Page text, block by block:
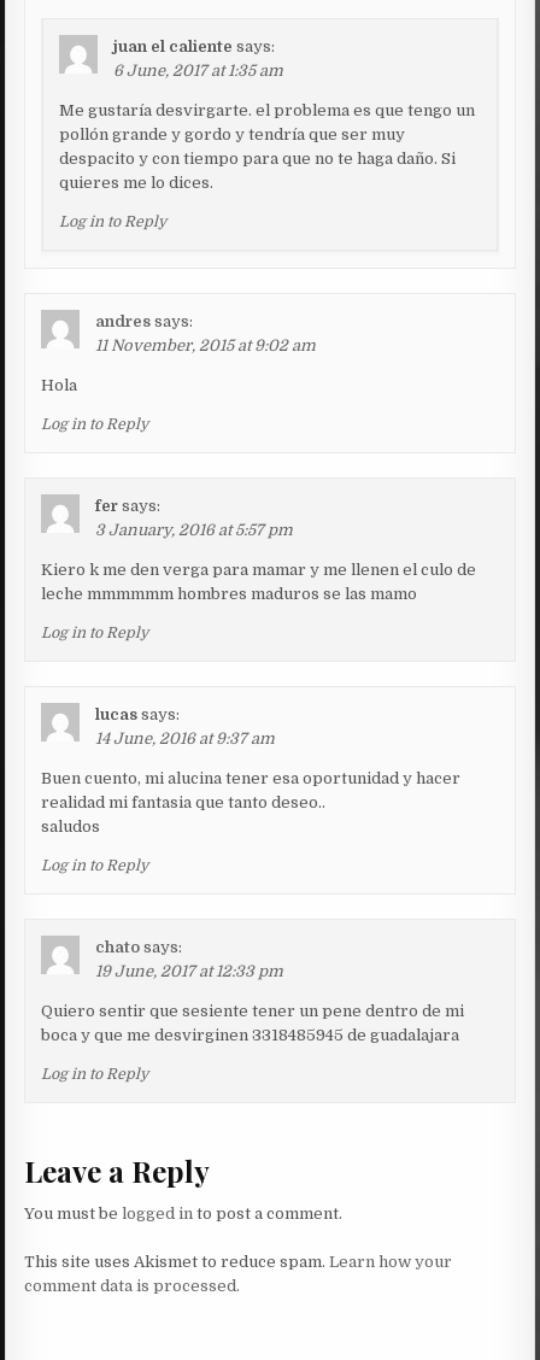
juan el caliente says:
6 June, 2017 at 1:35 am
Me gustaría desvirgarte. el problema es que tengo un
pollón grande y gordo y tendría que ser muy
despacito y con tiempo para que no te haga daño. Si
quieres me lo dices.
Log in to Reply
andres says:
11 November, 2015 at 9:02 am
Hola
Log in to Reply
fer says:
3 January, 2016 at 5:57 pm
Kiero k me den verga para mamar y me llenen el culo de
leche mmmmmm hombres maduros se las mamo
Log in to Reply
lucas says:
14 June, 2016 at 9:37 am
Buen cuento, mi alucina tener esa oportunidad y hacer
realidad mi fantasia que tanto deseo..
saludos
Log in to Reply
chato says:
19 June, 2017 at 12:33 pm
Quiero sentir que sesiente tener un pene dentro de mi
boca y que me desvirginen 3318485945 de guadalajara
Log in to Reply
Leave a Reply
You must belogged in to post a comment.
This site uses Akismet to reduce spam.Learn how your
comment data is processed.